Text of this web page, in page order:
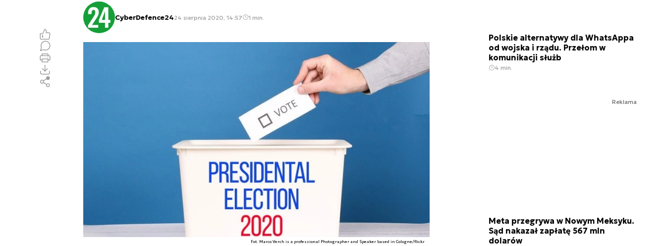
CyberDefence2424 sierpnia 2020, 14:57 1 min.
Fot. Marco Verch is a professional Photographer and Speaker based in Cologne/flickr
Polskie alternatywy dla WhatsAppa
od wojska i rządu. Przełom w
komunikacji służb
4 min.
Reklama
Meta przegrywa w Nowym Meksyku.
Sąd nakazał zapłatę 567 mln
dolarów